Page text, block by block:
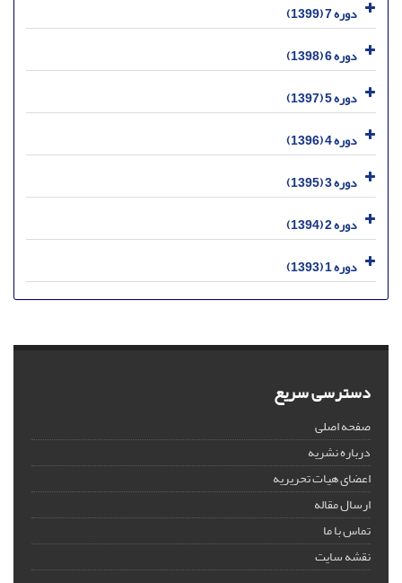
دوره 7 (1399)
دوره 6 (1398)
دوره 5 (1397)
دوره 4 (1396)
دوره 3 (1395)
دوره 2 (1394)
دوره 1 (1393)
دسترسی سریع
صفحه اصلی
درباره نشریه
اعضای هیات تحریریه
ارسال مقاله
تماس با ما
نقشه سایت